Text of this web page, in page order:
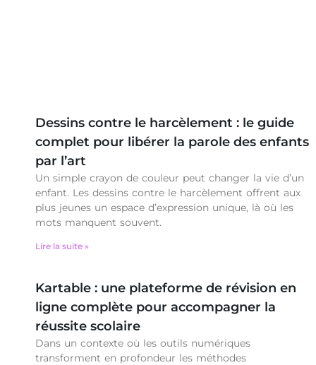
Dessins contre le harcèlement : le guide
complet pour libérer la parole des enfants
par l’art
Un simple crayon de couleur peut changer la vie d’un
enfant. Les dessins contre le harcèlement offrent aux
plus jeunes un espace d’expression unique, là où les
mots manquent souvent.
Lire la suite »
Kartable : une plateforme de révision en
ligne complète pour accompagner la
réussite scolaire
Dans un contexte où les outils numériques
transforment en profondeur les méthodes